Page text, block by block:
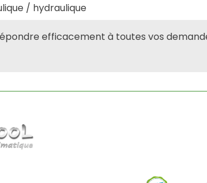
/ hydraulique
efficacement à toutes vos